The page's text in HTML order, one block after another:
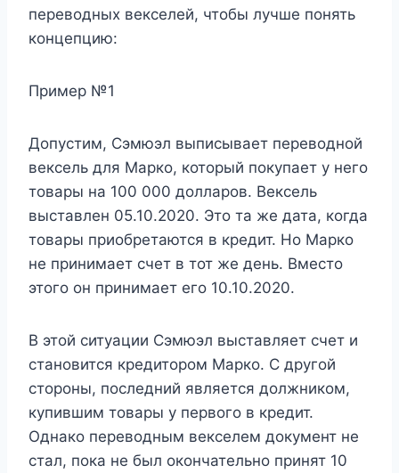
переводных векселей, чтобы лучше понять
концепцию:
Пример №1
Допустим, Сэмюэл выписывает переводной
вексель для Марко, который покупает у него
товары на 100 000 долларов. Вексель
выставлен 05.10.2020. Это та же дата, когда
товары приобретаются в кредит. Но Марко
не принимает счет в тот же день. Вместо
этого он принимает его 10.10.2020.
В этой ситуации Сэмюэл выставляет счет и
становится кредитором Марко. С другой
стороны, последний является должником,
купившим товары у первого в кредит.
Однако переводным векселем документ не
стал, пока не был окончательно принят 10